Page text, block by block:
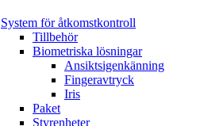
System för åtkomstkontroll
Tillbehör
Biometriska lösningar
Ansiktsigenkänning
Fingeravtryck
Iris
Paket
Styrenheter